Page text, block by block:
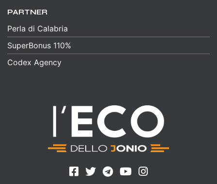
PARTNER
Perla di Calabria
SuperBonus 110%
Codex Agency